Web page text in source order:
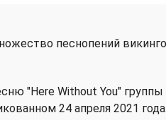
песнопений
"Here Without You"
24 апреля 2021